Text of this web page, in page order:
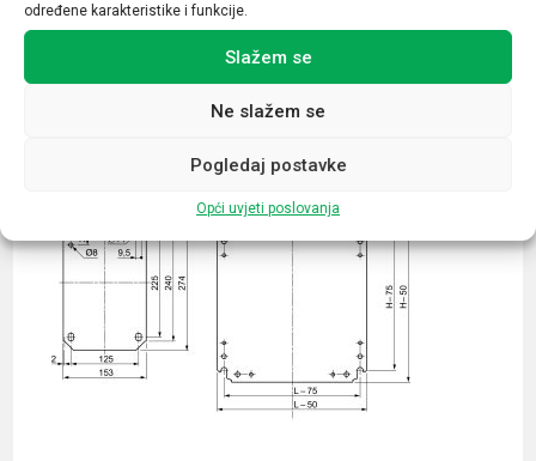
određene karakteristike i funkcije.
Slažem se
Ne slažem se
Pogledaj postavke
Opći uvjeti poslovanja
Povezani proizvodi